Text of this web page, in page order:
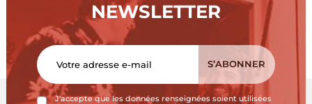
NEWSLETTER
J'accepte que les données renseignées soient utilisées